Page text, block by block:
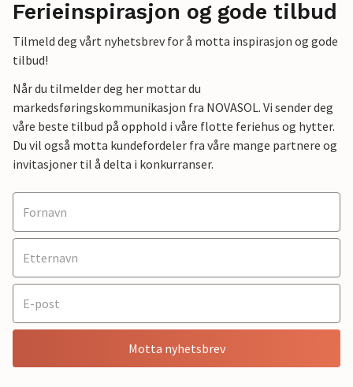
Ferieinspirasjon og gode tilbud
Tilmeld deg vårt nyhetsbrev for å motta inspirasjon og gode
tilbud!
Når du tilmelder deg her mottar du
markedsføringskommunikasjon fra NOVASOL. Vi sender deg
våre beste tilbud på opphold i våre flotte feriehus og hytter.
Du vil også motta kundefordeler fra våre mange partnere og
invitasjoner til å delta i konkurranser.
Motta nyhetsbrev